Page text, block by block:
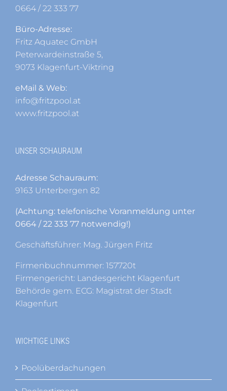
0664 / 22 333 77
Büro-Adresse:
Fritz Aquatec GmbH
Peterwardeinstraße 5,
9073 Klagenfurt-Viktring
eMail & Web:
info@fritzpool.at
www.fritzpool.at
UNSER SCHAURAUM
Adresse Schauraum:
9163 Unterbergen 82
(Achtung: telefonische Voranmeldung unter
0664 / 22 333 77 notwendig!)
Geschäftsführer: Mag. Jürgen Fritz
Firmenbuchnummer: 157720t
Firmengericht: Landesgericht Klagenfurt
Behörde gem. ECG: Magistrat der Stadt
Klagenfurt
WICHTIGE LINKS
Poolüberdachungen